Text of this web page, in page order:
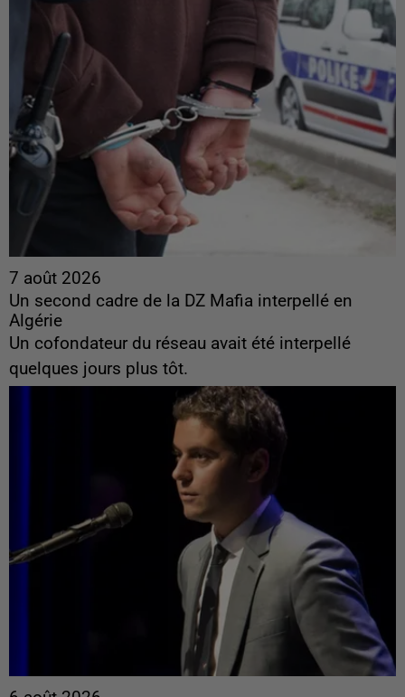
7 août 2026
Un second cadre de la DZ Mafia interpellé en
Algérie
Un cofondateur du réseau avait été interpellé
quelques jours plus tôt.